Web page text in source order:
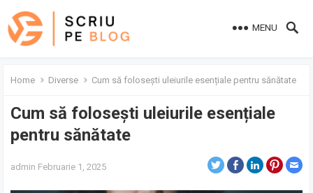
MENU
Home Diverse Cum să folosești uleiurile esențiale pentru sănătate
Cum să folosești uleiurile esențiale
pentru sănătate
admin Februarie 1, 2025